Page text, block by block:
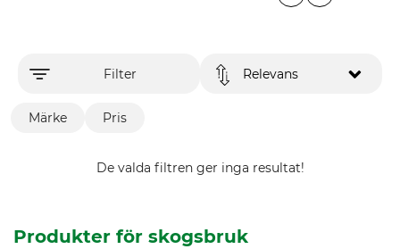
Filter Relevans
Märke Pris
De valda filtren ger inga resultat!
Produkter för skogsbruk